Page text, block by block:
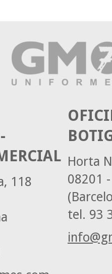
Horta
08201
tel. 93
118